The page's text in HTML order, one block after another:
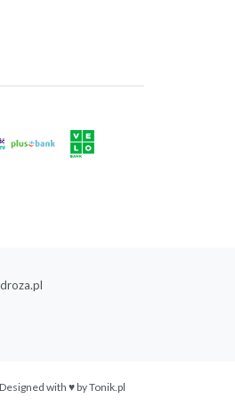
Designed with ♥ byTonik.pl